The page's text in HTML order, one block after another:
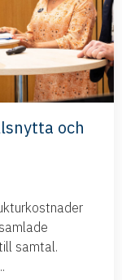
och
samtal.